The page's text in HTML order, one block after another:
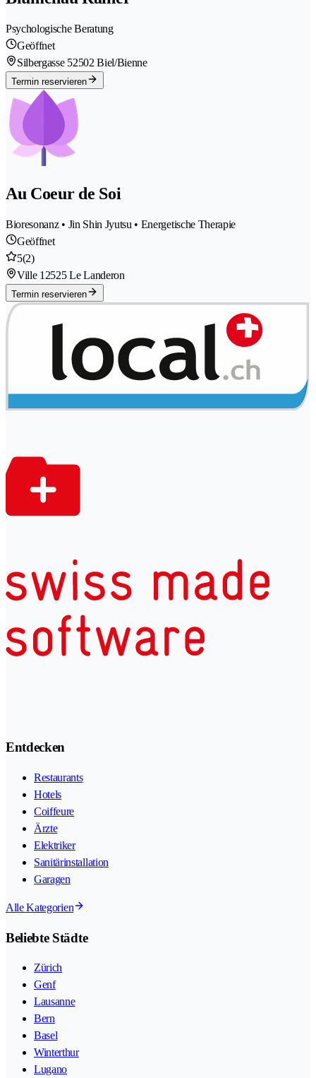
Psychologische Beratung
Geöffnet
Silbergasse 52502 Biel/Bienne
Termin reservieren
Au Coeur de Soi
Bioresonanz • Jin Shin Jyutsu • Energetische Therapie
Geöffnet
5(2)
Ville 1 2525 Le Landeron
Termin reservieren
Entdecken
Restaurants
Hotels
Coiffeure
Ärzte
Elektriker
Sanitärinstallation
Garagen
Alle Kategorien
Beliebte Städte
Zürich
Genf
Lausanne
Bern
Basel
Winterthur
Lugano